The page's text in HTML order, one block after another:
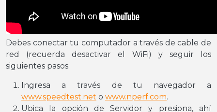
Debes conectar tu computador a través de cable de
red (recuerda desactivar el WiFi) y seguir los
siguientes pasos.
Ingresa a través de tu navegador a
www.speedtest.net o www.nperf.com.
Ubica la opción de Servidor y presiona, ahí